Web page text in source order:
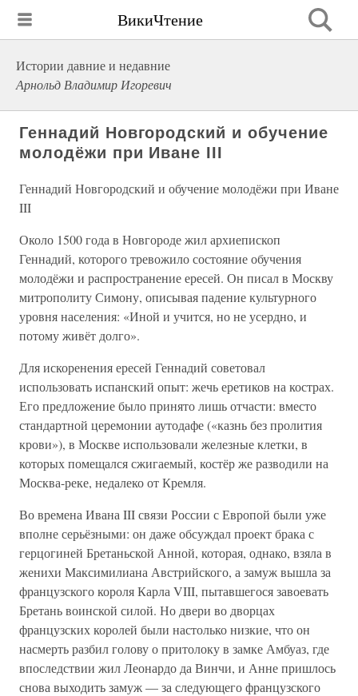
ВикиЧтение
Истории давние и недавние
Арнольд Владимир Игоревич
Геннадий Новгородский и обучение
молодёжи при Иване III
Геннадий Новгородский и обучение молодёжи при Иване
III
Около 1500 года в Новгороде жил архиепископ
Геннадий, которого тревожило состояние обучения
молодёжи и распространение ересей. Он писал в Москву
митрополиту Симону, описывая падение культурного
уровня населения: «Иной и учится, но не усердно, и
потому живёт долго».
Для искоренения ересей Геннадий советовал
использовать испанский опыт: жечь еретиков на кострах.
Его предложение было принято лишь отчасти: вместо
стандартной церемонии аутодафе («казнь без пролития
крови»), в Москве использовали железные клетки, в
которых помещался сжигаемый, костёр же разводили на
Москва-реке, недалеко от Кремля.
Во времена Ивана III связи России с Европой были уже
вполне серьёзными: он даже обсуждал проект брака с
герцогиней Бретаньской Анной, которая, однако, взяла в
женихи Максимилиана Австрийского, а замуж вышла за
французского короля Карла VIII, пытавшегося завоевать
Бретань воинской силой. Но двери во дворцах
французских королей были настолько низкие, что он
насмерть разбил голову о притолоку в замке Амбуаз, где
впоследствии жил Леонардо да Винчи, и Анне пришлось
снова выходить замуж — за следующего французского